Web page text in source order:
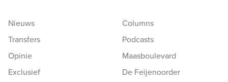
Nieuws
Transfers
Opinie
Exclusief
Columns
Podcasts
Maasboulevard
De Feijenoorder